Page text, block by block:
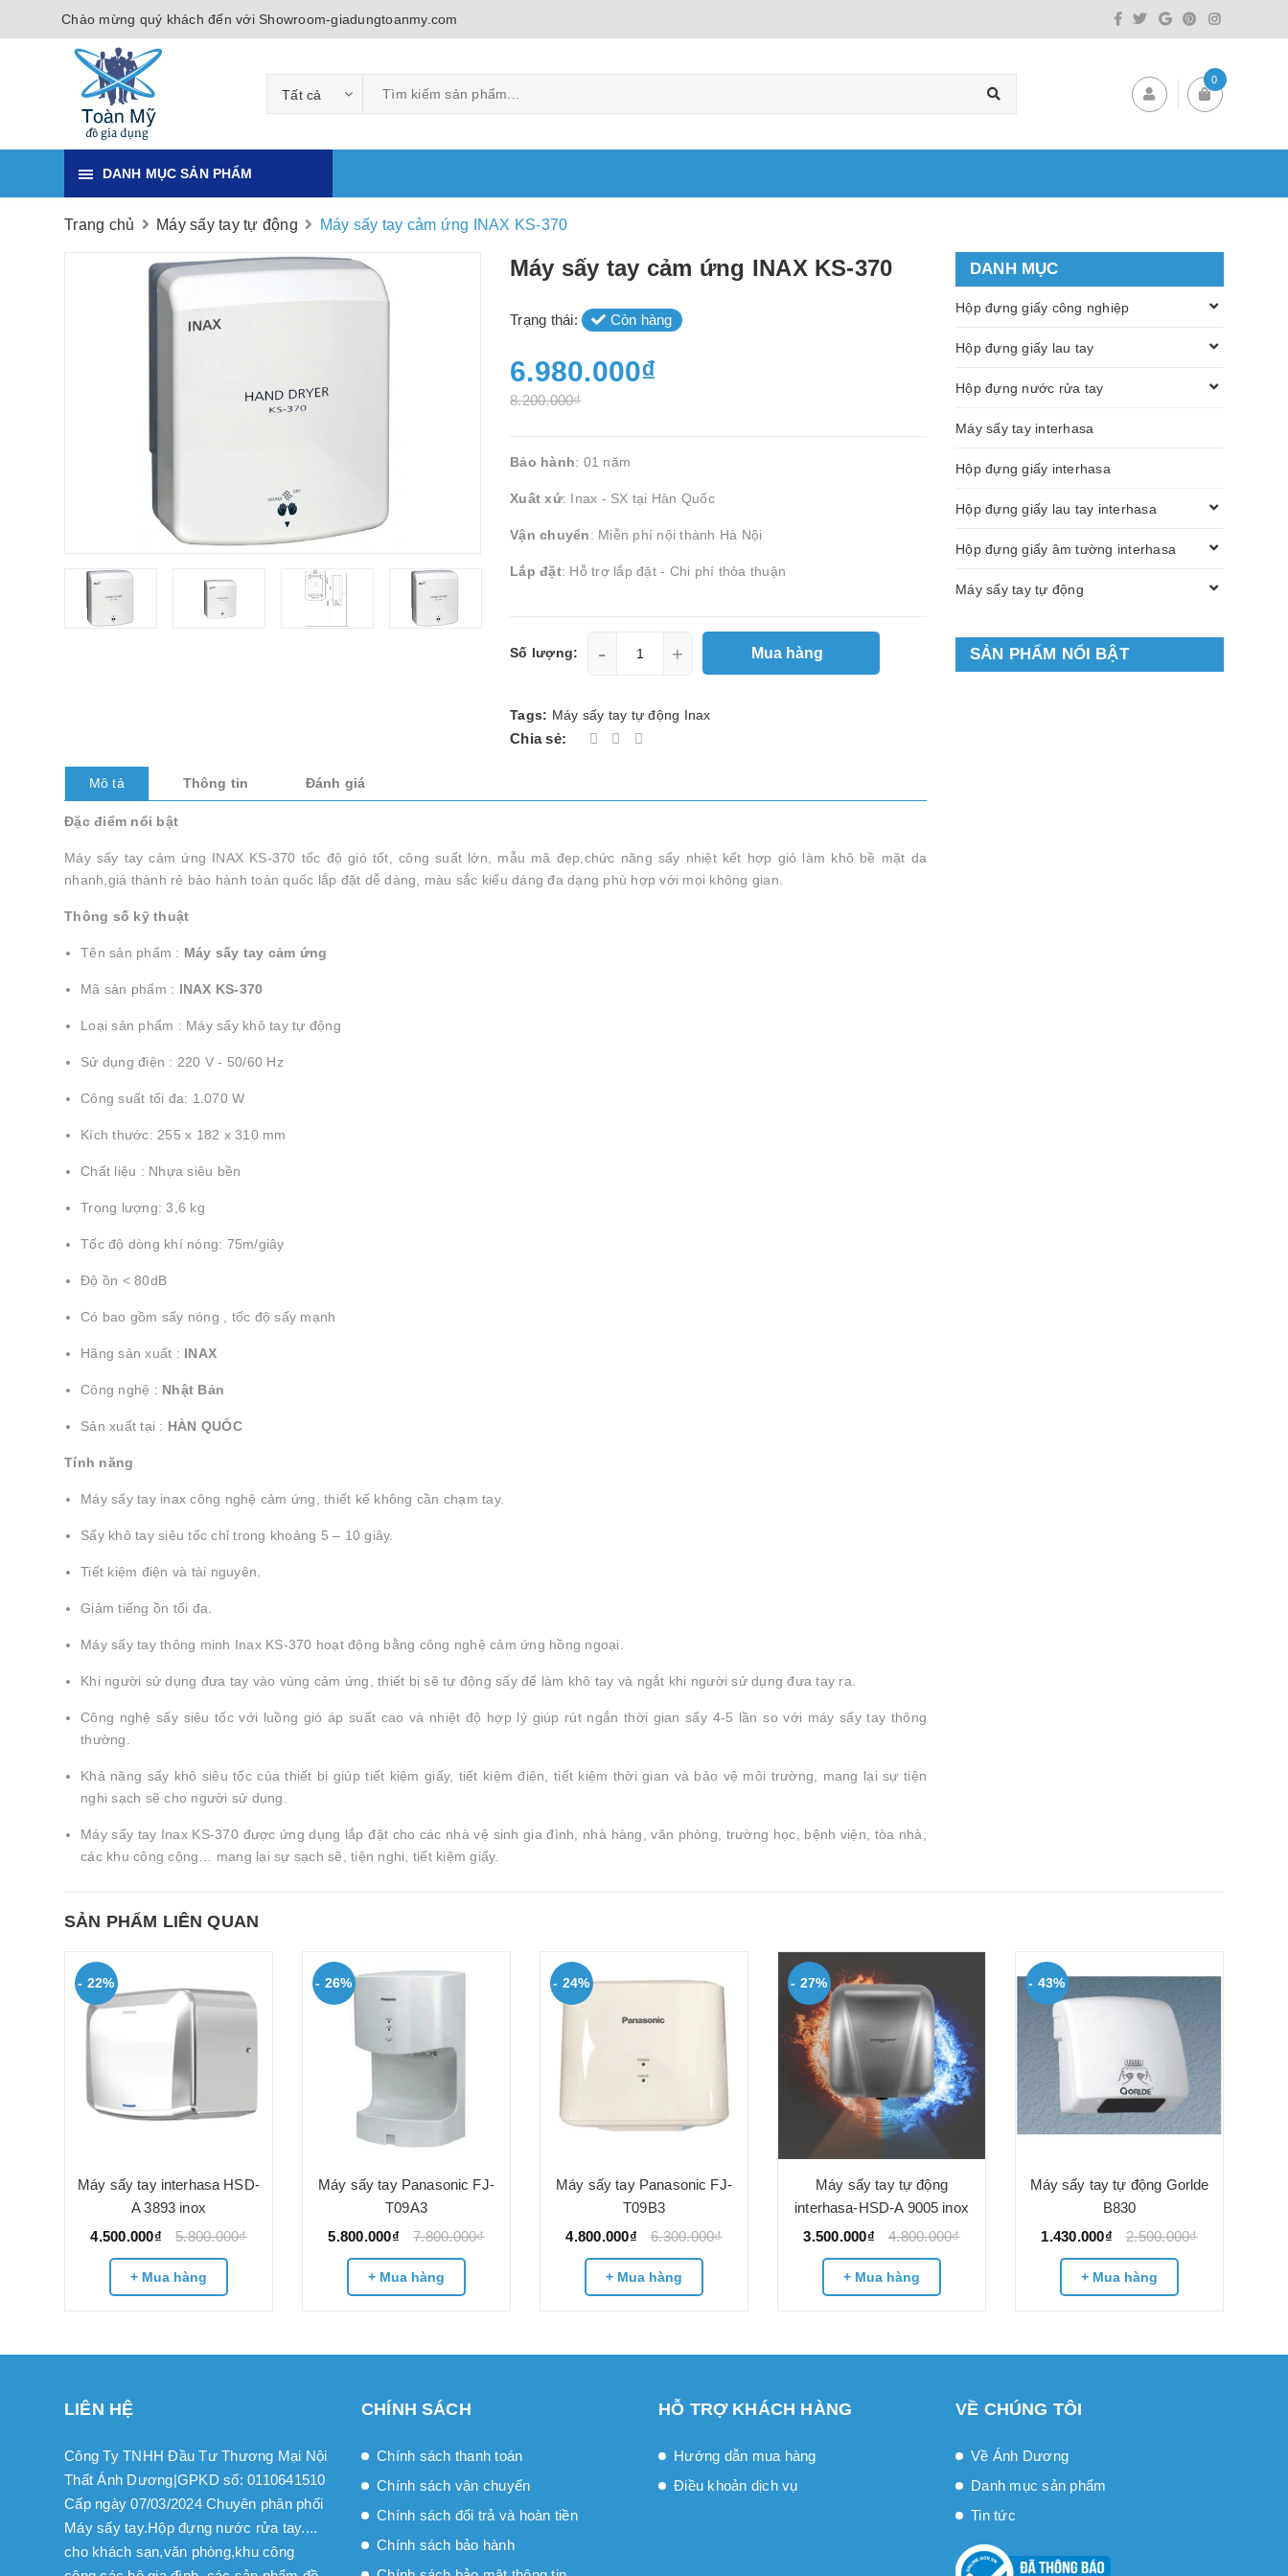
Chào mừng quý khách đến với Showroom-giadungtoanmy.com
Tất cả
0
DANH MỤC SẢN PHẨM
Trang chủ Máy sấy tay tự động Máy sấy tay cảm ứng INAX KS-370
Máy sấy tay cảm ứng INAX KS-370
Trạng thái: Còn hàng
6.980.000₫
8.200.000₫
Bảo hành: 01 năm
Xuất xứ: Inax - SX tại Hàn Quốc
Vận chuyển: Miễn phí nội thành Hà Nội
Lắp đặt: Hỗ trợ lắp đặt - Chi phí thỏa thuận
Số lượng: - + Mua hàng
Tags: Máy sấy tay tự động Inax
Chia sẻ:
Mô tả Thông tin Đánh giá
Đặc điểm nổi bật
Máy sấy tay cảm ứng INAX KS-370 tốc độ gió tốt, công suất lớn, mẫu mã đẹp,chức năng sấy nhiệt kết hợp gió làm khô bề mặt da
nhanh,giá thành rẻ bảo hành toàn quốc lắp đặt dễ dàng, màu sắc kiểu dáng đa dạng phù hợp với mọi không gian.
Thông số kỹ thuật
Tên sản phẩm : Máy sấy tay cảm ứng
Mã sản phẩm : INAX KS-370
Loại sản phẩm : Máy sấy khô tay tự động
Sử dụng điện : 220 V - 50/60 Hz
Công suất tối đa: 1.070 W
Kích thước: 255 x 182 x 310 mm
Chất liệu : Nhựa siêu bền
Trọng lượng: 3,6 kg
Tốc độ dòng khí nóng: 75m/giây
Độ ồn < 80dB
Có bao gồm sấy nóng , tốc độ sấy mạnh
Hãng sản xuất : INAX
Công nghệ : Nhật Bản
Sản xuất tại : HÀN QUỐC
Tính năng
Máy sấy tay inax công nghệ cảm ứng, thiết kế không cần chạm tay.
Sấy khô tay siêu tốc chỉ trong khoảng 5 – 10 giây.
Tiết kiệm điện và tài nguyên.
Giảm tiếng ồn tối đa.
Máy sấy tay thông minh Inax KS-370 hoạt động bằng công nghệ cảm ứng hồng ngoại.
Khi người sử dụng đưa tay vào vùng cảm ứng, thiết bị sẽ tự động sấy để làm khô tay và ngắt khi người sử dụng đưa tay ra.
Công nghệ sấy siêu tốc với luồng gió áp suất cao và nhiệt độ hợp lý giúp rút ngắn thời gian sấy 4-5 lần so với máy sấy tay thông
thường.
Khả năng sấy khô siêu tốc của thiết bị giúp tiết kiệm giấy, tiết kiệm điện, tiết kiệm thời gian và bảo vệ môi trường, mang lại sự tiện
nghi sạch sẽ cho người sử dụng.
Máy sấy tay Inax KS-370 được ứng dụng lắp đặt cho các nhà vệ sinh gia đình, nhà hàng, văn phòng, trường học, bệnh viện, tòa nhà,
các khu công cộng… mang lại sự sạch sẽ, tiện nghi, tiết kiệm giấy.
DANH MỤC
Hộp đựng giấy công nghiệp
Hộp đựng giấy lau tay
Hộp đựng nước rửa tay
Máy sấy tay interhasa
Hộp đựng giấy interhasa
Hộp đựng giấy lau tay interhasa
Hộp đựng giấy âm tường interhasa
Máy sấy tay tự động
SẢN PHẨM NỔI BẬT
SẢN PHẨM LIÊN QUAN
- 22%
Máy sấy tay interhasa HSD-
A 3893 inox
4.500.000₫
5.800.000₫
+ Mua hàng
- 26%
Máy sấy tay Panasonic FJ-
T09A3
5.800.000₫
7.800.000₫
+ Mua hàng
- 24%
Máy sấy tay Panasonic FJ-
T09B3
4.800.000₫
6.300.000₫
+ Mua hàng
- 27%
Máy sấy tay tự động
interhasa-HSD-A 9005 inox
3.500.000₫
4.800.000₫
+ Mua hàng
- 43%
Máy sấy tay tự động Gorlde
B830
1.430.000₫
2.500.000₫
+ Mua hàng
LIÊN HỆ
Công Ty TNHH Đầu Tư Thương Mại Nội
Thất Ánh Dương|GPKD số: 0110641510
Cấp ngày 07/03/2024 Chuyên phân phối
Máy sấy tay.Hộp đựng nước rửa tay....
cho khách sạn,văn phòng,khu công
CHÍNH SÁCH
Chính sách thanh toán
Chính sách vận chuyển
Chính sách đổi trả và hoàn tiền
Chính sách bảo hành
HỖ TRỢ KHÁCH HÀNG
Hướng dẫn mua hàng
Điều khoản dịch vụ
VỀ CHÚNG TÔI
Về Ánh Dương
Danh mục sản phẩm
Tin tức